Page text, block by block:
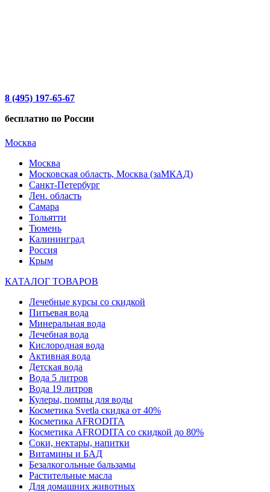
8 (495) 197-65-67
бесплатно по России
Москва
Москва
Московская область, Москва (заМКАД)
Санкт-Петербург
Лен. область
Самара
Тольятти
Тюмень
Калининград
Россия
Крым
КАТАЛОГ ТОВАРОВ
Лечебные курсы со скидкой
Питьевая вода
Минеральная вода
Лечебная вода
Кислородная вода
Активная вода
Детская вода
Вода 5 литров
Вода 19 литров
Кулеры, помпы для воды
Косметика Svetla скидка от 40%
Косметика AFRODITA
Косметика AFRODITA со скидкой до 80%
Соки, нектары, напитки
Витамины и БАД
Безалкогольные бальзамы
Растительные масла
Для домашних животных